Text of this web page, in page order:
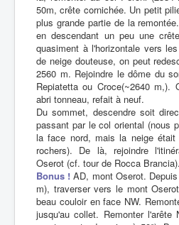
50m, crête cornichée. Un petit
plus grande partie de la
en descendant un peu une
quasiment à l'horizontale vers
de neige douteuse, on peut
2560 m. Rejoindre le dôme du
Repiatetta ou Croce(~2640 m,).
abri tonneau, refait à neuf.
Du sommet, descendre soit
passant par le col oriental (nous
la face nord, mais la neige était
rochers). De là, rejoindre
Oserot (cf. tour de Rocca Brancia).
Bonus ! AD, mont Oserot.
m), traverser vers le mont
beau couloir en face NW.
jusqu'au collet. Remonter l'arête